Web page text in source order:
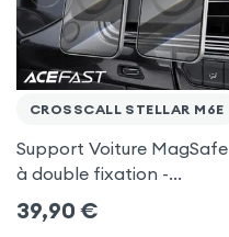
CROSSCALL STELLAR M6E
Support Voiture MagSafe
à double fixation -
Acefast pour Crosscall
Stellar M6E
39,90 €